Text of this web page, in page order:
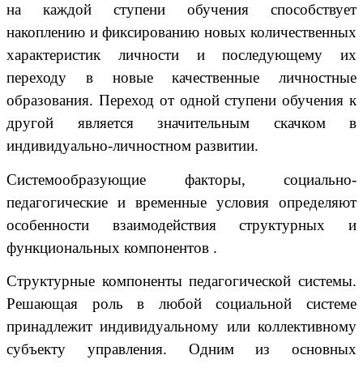
на каждой ступени обучения способствует
накоплению и фиксированию новых количественных
характеристик личности и последующему их
переходу в новые качественные личностные
образования. Переход от одной ступени обучения к
другой является значительным скачком в
индивидуально-личностном развитии.
Системообразующие факторы, социально-
педагогические и временные условия определяют
особенности взаимодействия структурных и
функциональных компонентов .
Структурные компоненты педагогической системы.
Решающая роль в любой социальной системе
принадлежит индивидуальному или коллективному
субъекту управления. Одним из основных